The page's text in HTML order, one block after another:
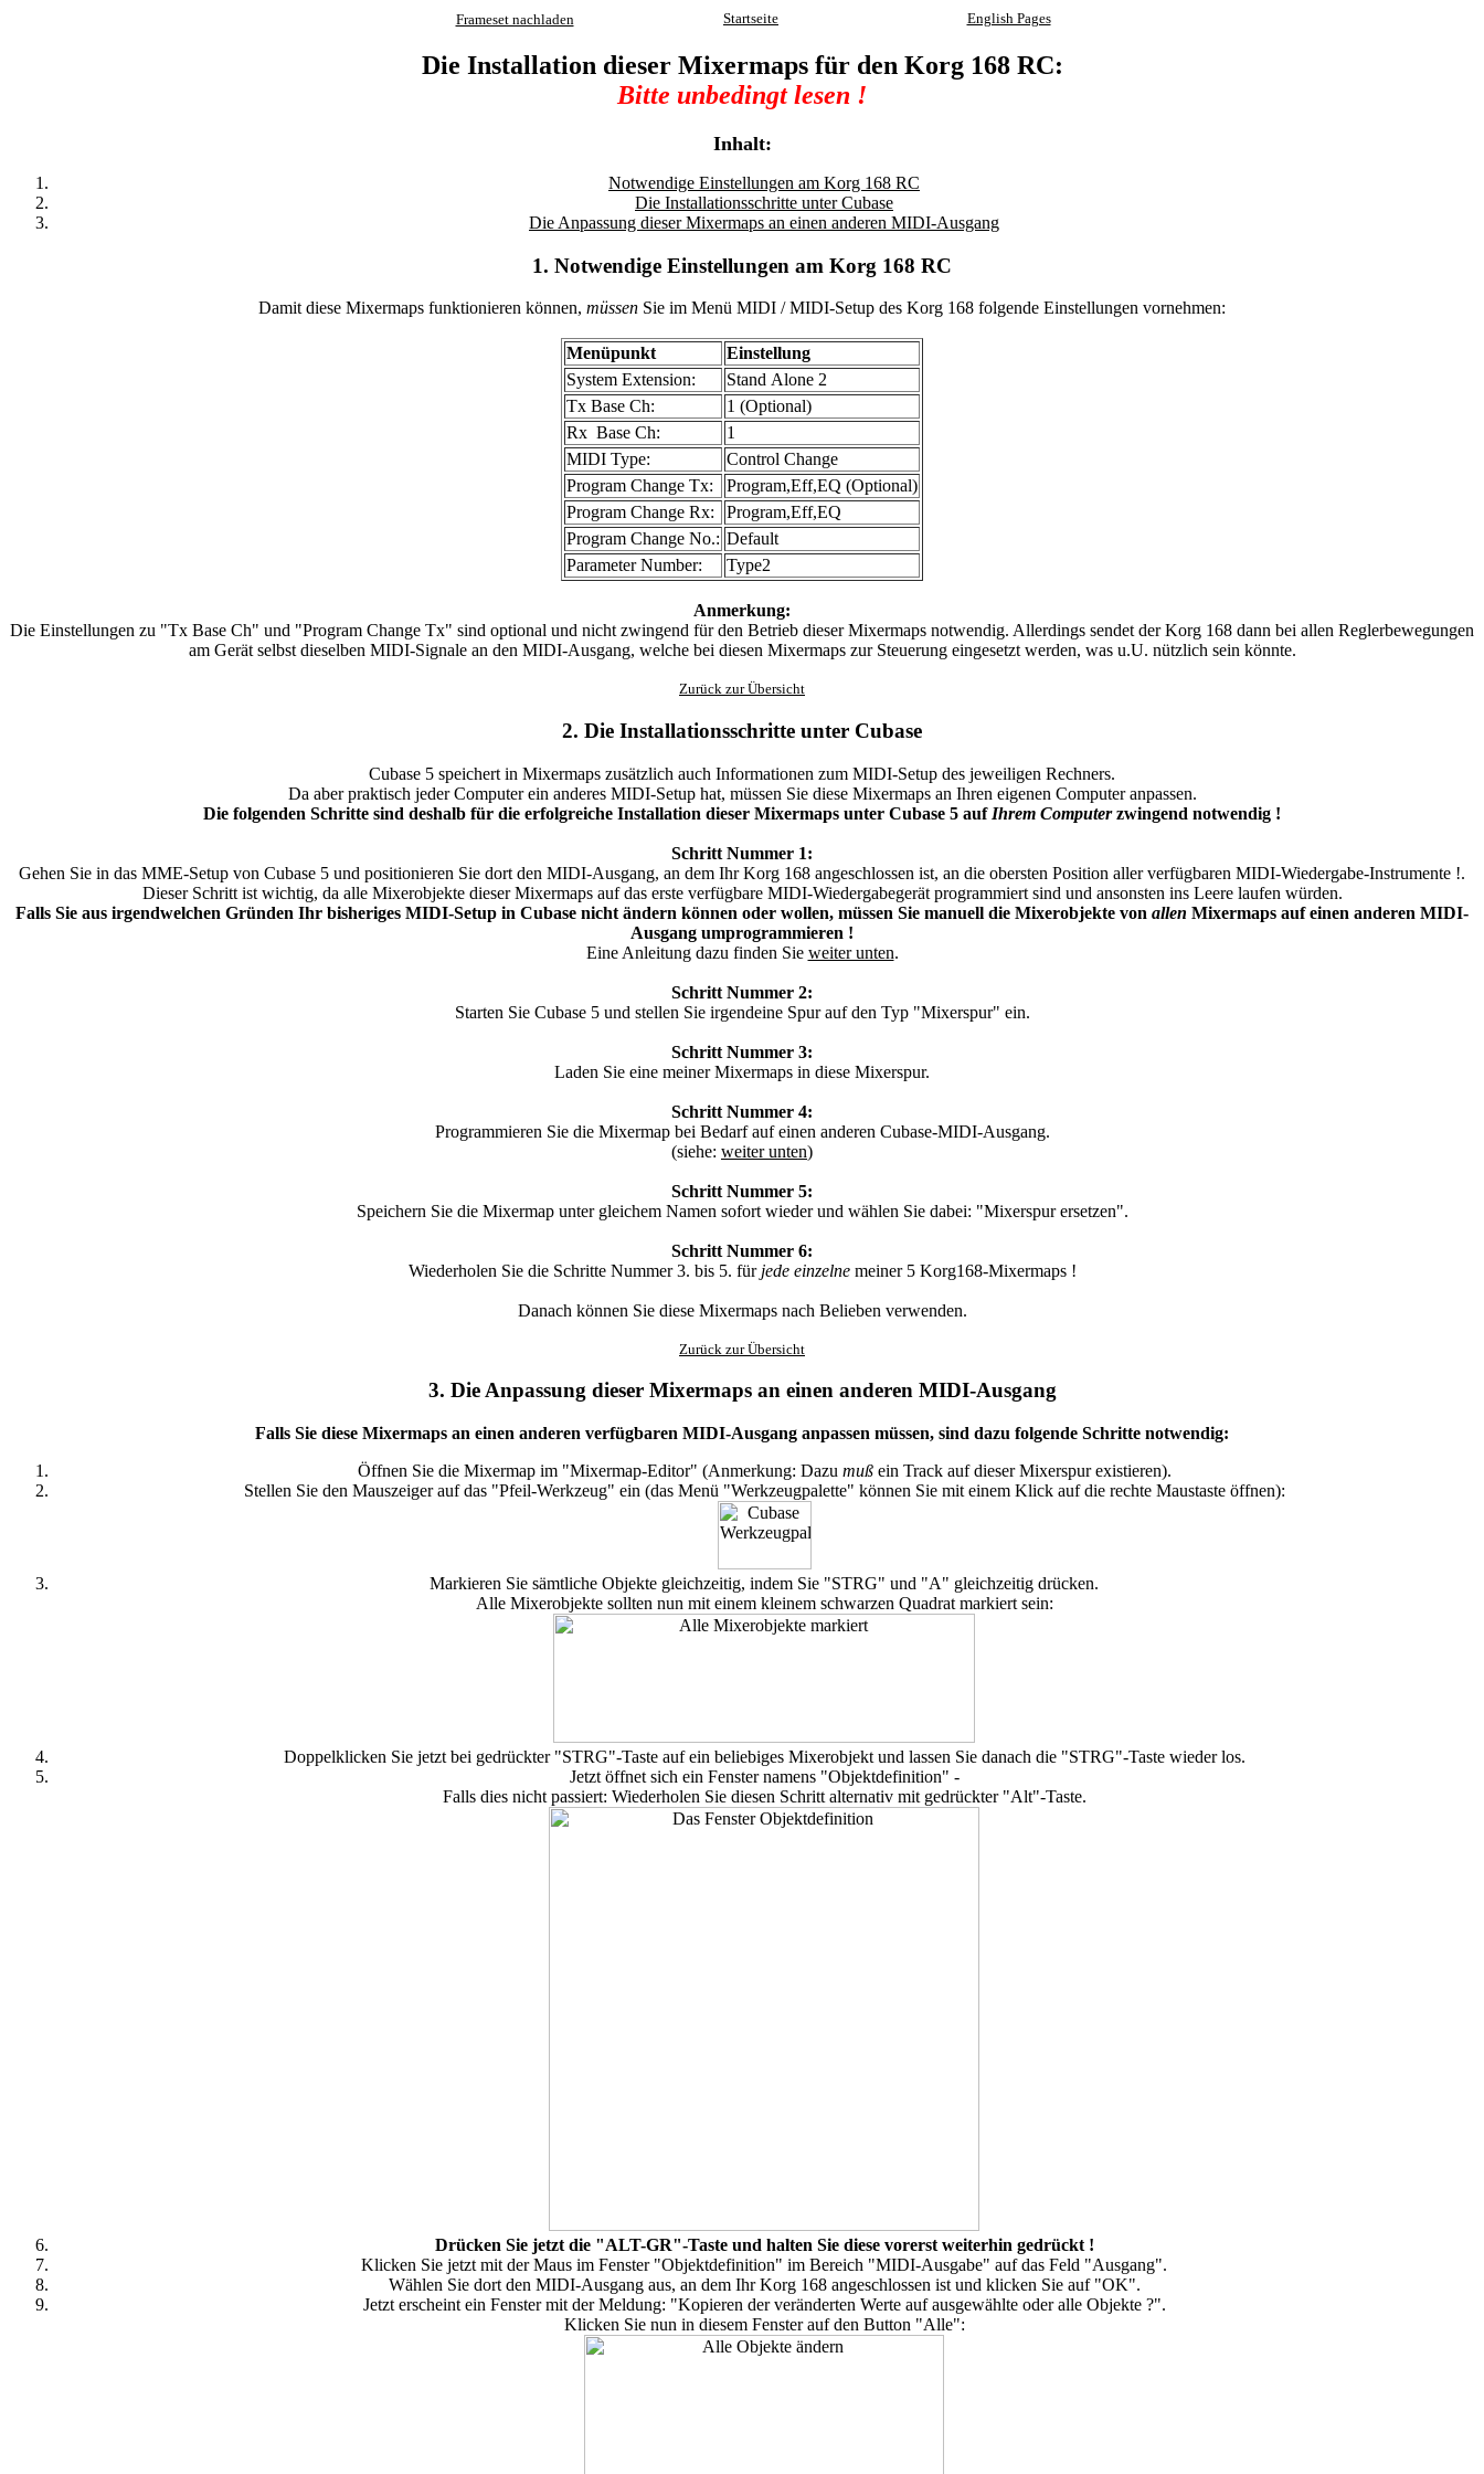
Frameset nachladen Startseite English Pages
Die Installation dieser Mixermaps für den Korg 168 RC:
Bitte unbedingt lesen !
Inhalt:
Notwendige Einstellungen am Korg 168 RC
Die Installationsschritte unter Cubase
Die Anpassung dieser Mixermaps an einen anderen MIDI-Ausgang
1. Notwendige Einstellungen am Korg 168 RC
Damit diese Mixermaps funktionieren können, müssen Sie im Menü MIDI / MIDI-Setup des Korg 168 folgende Einstellungen vornehmen:
Menüpunkt
Einstellung
System Extension:
Stand Alone 2
Tx Base Ch:
1 (Optional)
Rx Base Ch:
1
MIDI Type:
Control Change
Program Change Tx:
Program,Eff,EQ (Optional)
Program Change Rx:
Program,Eff,EQ
Program Change No.: Default
Parameter Number:
Type2
Anmerkung:
Die Einstellungen zu "Tx Base Ch" und "Program Change Tx" sind optional und nicht zwingend für den Betrieb dieser Mixermaps notwendig. Allerdings sendet der Korg 168 dann bei allen Reglerbewegungen
am Gerät selbst dieselben MIDI-Signale an den MIDI-Ausgang, welche bei diesen Mixermaps zur Steuerung eingesetzt werden, was u.U. nützlich sein könnte.
Zurück zur Übersicht
2. Die Installationsschritte unter Cubase
Cubase 5 speichert in Mixermaps zusätzlich auch Informationen zum MIDI-Setup des jeweiligen Rechners.
Da aber praktisch jeder Computer ein anderes MIDI-Setup hat, müssen Sie diese Mixermaps an Ihren eigenen Computer anpassen.
Die folgenden Schritte sind deshalb für die erfolgreiche Installation dieser Mixermaps unter Cubase 5 auf Ihrem Computerzwingend notwendig !
Schritt Nummer 1:
Gehen Sie in das MME-Setup von Cubase 5 und positionieren Sie dort den MIDI-Ausgang, an dem Ihr Korg 168 angeschlossen ist, an die obersten Position aller verfügbaren MIDI-Wiedergabe-Instrumente !.
Dieser Schritt ist wichtig, da alle Mixerobjekte dieser Mixermaps auf das erste verfügbare MIDI-Wiedergabegerät programmiert sind und ansonsten ins Leere laufen würden.
Falls Sie aus irgendwelchen Gründen Ihr bisheriges MIDI-Setup in Cubase nicht ändern können oder wollen, müssen Sie manuell die Mixerobjekte von allen Mixermaps auf einen anderen MIDI-
Ausgang umprogrammieren !
Eine Anleitung dazu finden Sie weiter unten.
Schritt Nummer 2:
Starten Sie Cubase 5 und stellen Sie irgendeine Spur auf den Typ "Mixerspur" ein.
Schritt Nummer 3:
Laden Sie eine meiner Mixermaps in diese Mixerspur.
Schritt Nummer 4:
Programmieren Sie die Mixermap bei Bedarf auf einen anderen Cubase-MIDI-Ausgang.
(siehe: weiter unten)
Schritt Nummer 5:
Speichern Sie die Mixermap unter gleichem Namen sofort wieder und wählen Sie dabei: "Mixerspur ersetzen".
Schritt Nummer 6:
Wiederholen Sie die Schritte Nummer 3. bis 5. für jede einzelnemeiner 5 Korg168-Mixermaps !
Danach können Sie diese Mixermaps nach Belieben verwenden.
Zurück zur Übersicht
3. Die Anpassung dieser Mixermaps an einen anderen MIDI-Ausgang
Falls Sie diese Mixermaps an einen anderen verfügbaren MIDI-Ausgang anpassen müssen, sind dazu folgende Schritte notwendig:
Öffnen Sie die Mixermap im "Mixermap-Editor" (Anmerkung: Dazu mußein Track auf dieser Mixerspur existieren).
Stellen Sie den Mauszeiger auf das "Pfeil-Werkzeug" ein (das Menü "Werkzeugpalette" können Sie mit einem Klick auf die rechte Maustaste öffnen):
Markieren Sie sämtliche Objekte gleichzeitig, indem Sie "STRG" und "A" gleichzeitig drücken.
Alle Mixerobjekte sollten nun mit einem kleinem schwarzen Quadrat markiert sein:
Doppelklicken Sie jetzt bei gedrückter "STRG"-Taste auf ein beliebiges Mixerobjekt und lassen Sie danach die "STRG"-Taste wieder los.
Jetzt öffnet sich ein Fenster namens "Objektdefinition" -
Falls dies nicht passiert: Wiederholen Sie diesen Schritt alternativ mit gedrückter "Alt"-Taste.
Drücken Sie jetzt die "ALT-GR"-Taste und halten Sie diese vorerst weiterhin gedrückt !
Klicken Sie jetzt mit der Maus im Fenster "Objektdefinition" im Bereich "MIDI-Ausgabe" auf das Feld "Ausgang".
Wählen Sie dort den MIDI-Ausgang aus, an dem Ihr Korg 168 angeschlossen ist und klicken Sie auf "OK".
Jetzt erscheint ein Fenster mit der Meldung: "Kopieren der veränderten Werte auf ausgewählte oder alle Objekte ?".
Klicken Sie nun in diesem Fenster auf den Button "Alle":